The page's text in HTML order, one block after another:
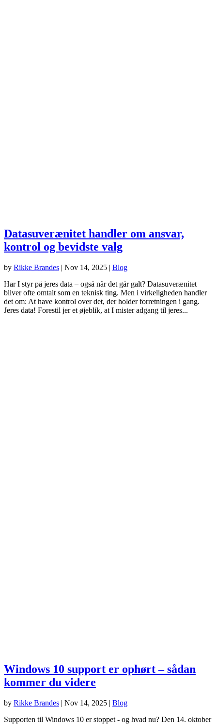
Datasuverænitet handler om ansvar,
kontrol og bevidste valg
by Rikke Brandes | Nov 14, 2025 | Blog
Har I styr på jeres data – også når det går galt? Datasuverænitet
bliver ofte omtalt som en teknisk ting. Men i virkeligheden handler
det om: At have kontrol over det, der holder forretningen i gang.
Jeres data! Forestil jer et øjeblik, at I mister adgang til jeres...
Windows 10 support er ophørt – sådan
kommer du videre
by Rikke Brandes | Nov 14, 2025 | Blog
Supporten til Windows 10 er stoppet - og hvad nu? Den 14. oktober